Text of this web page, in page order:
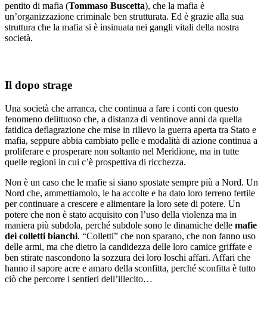
pentito di mafia (Tommaso Buscetta), che la mafia è
un’organizzazione criminale ben strutturata. Ed è grazie alla sua
struttura che la mafia si è insinuata nei gangli vitali della nostra
società.
Il dopo strage
Una società che arranca, che continua a fare i conti con questo
fenomeno delittuoso che, a distanza di ventinove anni da quella
fatidica deflagrazione che mise in rilievo la guerra aperta tra Stato e
mafia, seppure abbia cambiato pelle e modalità di azione continua a
proliferare e prosperare non soltanto nel Meridione, ma in tutte
quelle regioni in cui c’è prospettiva di ricchezza.
Non è un caso che le mafie si siano spostate sempre più a Nord. Un
Nord che, ammettiamolo, le ha accolte e ha dato loro terreno fertile
per continuare a crescere e alimentare la loro sete di potere. Un
potere che non è stato acquisito con l’uso della violenza ma in
maniera più subdola, perché subdole sono le dinamiche delle mafie
dei colletti bianchi. “Colletti” che non sparano, che non fanno uso
delle armi, ma che dietro la candidezza delle loro camice griffate e
ben stirate nascondono la sozzura dei loro loschi affari. Affari che
hanno il sapore acre e amaro della sconfitta, perché sconfitta è tutto
ciò che percorre i sentieri dell’illecito…